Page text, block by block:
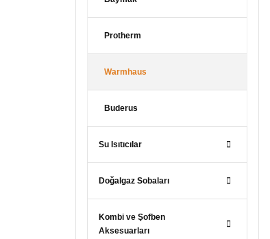
Protherm
Warmhaus
Buderus
Su Isıtıcılar
Doğalgaz Sobaları
Kombi ve Şofben
Aksesuarları